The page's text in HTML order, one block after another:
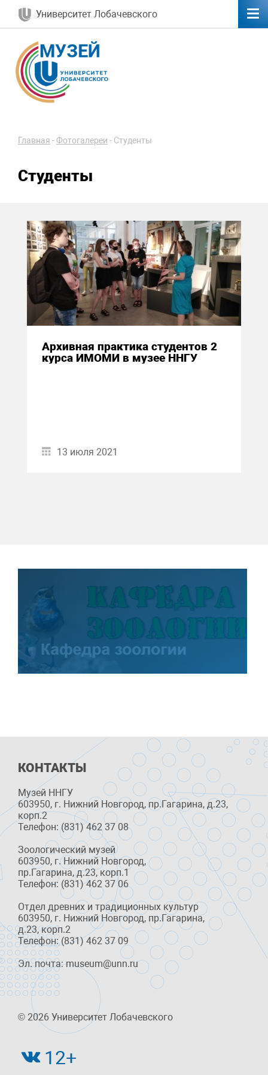
Университет Лобачевского
Главная -Фотогалереи - Студенты
Студенты
Архивная практика студентов 2
курса ИМОМИ в музее ННГУ
13 июля 2021
КОНТАКТЫ
Музей ННГУ
603950, г. Нижний Новгород, пр.Гагарина, д.23,
корп.2
Телефон: (831) 462 37 08
Зоологический музей
603950, г. Нижний Новгород,
пр.Гагарина, д.23, корп.1
Телефон: (831) 462 37 06
Отдел древних и традиционных культур
603950, г. Нижний Новгород, пр.Гагарина,
д.23, корп.2
Телефон: (831) 462 37 09
Эл. почта: museum@unn.ru
© 2026 Университет Лобачевского
12+